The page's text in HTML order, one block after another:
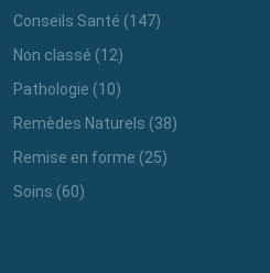
Conseils Santé (147)
Non classé (12)
Pathologie (10)
Remèdes Naturels (38)
Remise en forme (25)
Soins (60)